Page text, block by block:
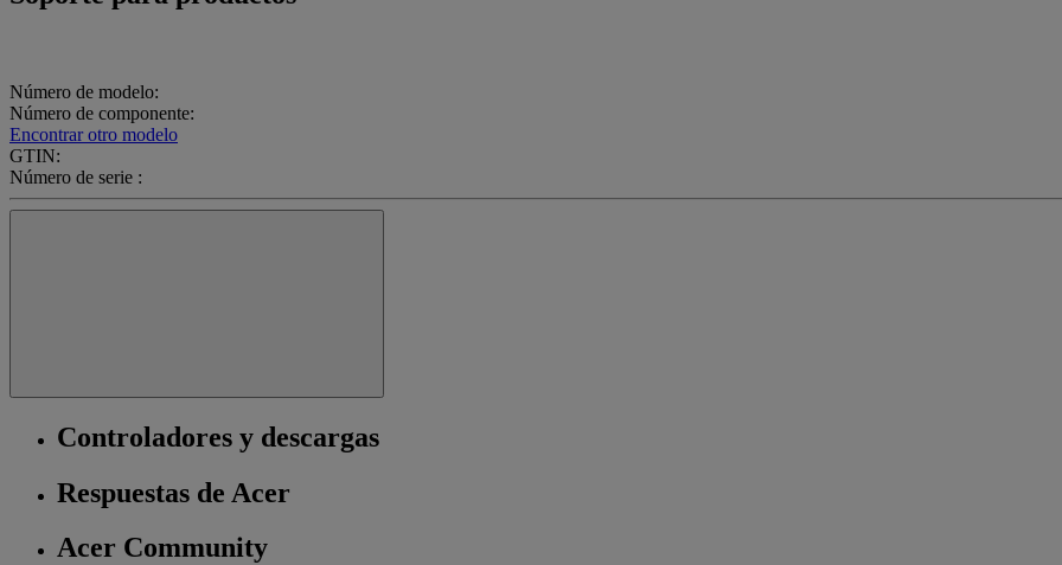
Número de modelo:
Número de componente:
Encontrar otro modelo
GTIN:
Número de serie :
Controladores y descargas
Respuestas de Acer
Acer Community